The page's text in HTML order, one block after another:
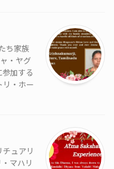
ち家族
・ヤグ
加する
リ・ホー
ュアリ
マハリ